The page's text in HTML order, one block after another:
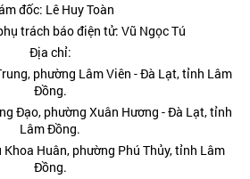
đốc: Lê Huy Toàn
trách báo điện tử: Vũ Ngọc Tú
Địa chỉ:
phường Lâm Viên - Đà Lạt, tỉnh Lâm
Đồng.
Đạo, phường Xuân Hương - Đà Lạt, tỉnh
Lâm Đồng.
Khoa Huân, phường Phú Thủy, tỉnh Lâm
Đồng.